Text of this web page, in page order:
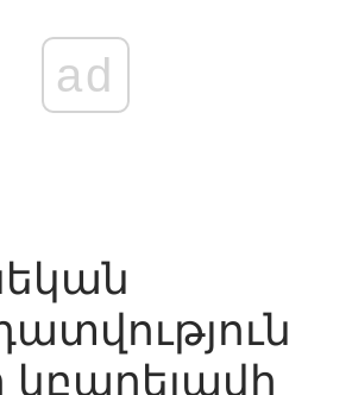
ad
կբարելավի